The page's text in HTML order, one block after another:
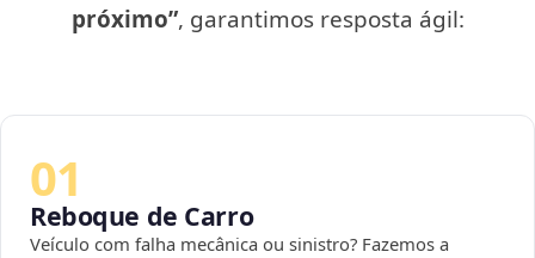
próximo”, garantimos resposta ágil:
01
Reboque de Carro
Veículo com falha mecânica ou sinistro? Fazemos a